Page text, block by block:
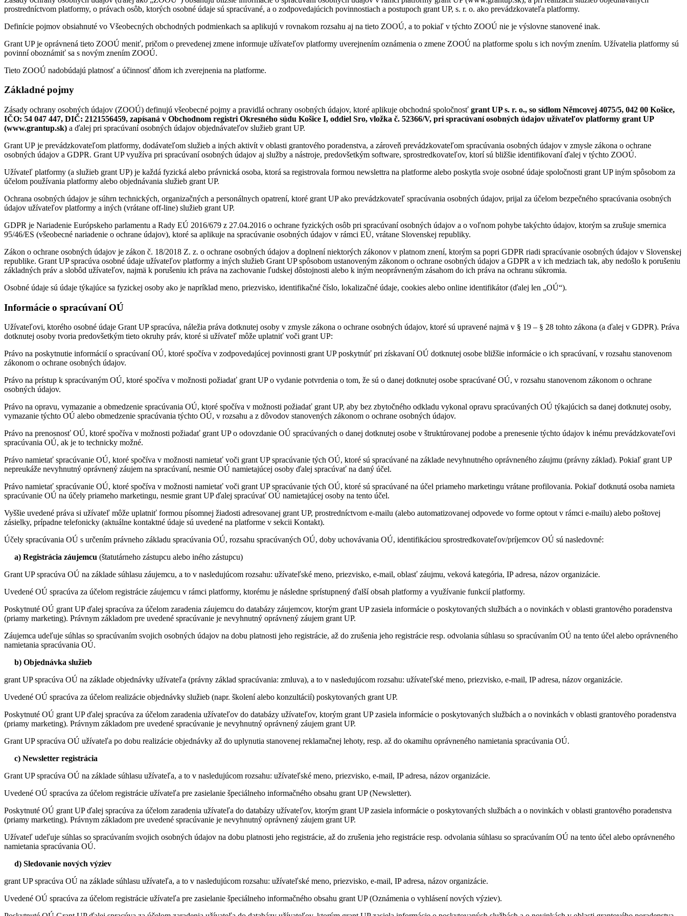
prostredníctvom platformy, o právach osôb, ktorých osobné údaje sú spracúvané, a o zodpovedajúcich povinnostiach a postupoch grant UP, s. r. o. ako prevádzkovateľa platformy.
Definície pojmov obsiahnuté vo Všeobecných obchodných podmienkach sa aplikujú v rovnakom rozsahu aj na tieto ZOOÚ, a to pokiaľ v týchto ZOOÚ nie je výslovne stanovené inak.
Grant UP je oprávnená tieto ZOOÚ meniť, pričom o prevedenej zmene informuje užívateľov platformy uverejnením oznámenia o zmene ZOOÚ na platforme spolu s ich novým znením. Užívatelia platformy sú
povinní oboznámiť sa s novým znením ZOOÚ.
Tieto ZOOÚ nadobúdajú platnosť a účinnosť dňom ich zverejnenia na platforme.
Základné pojmy
Zásady ochrany osobných údajov (ZOOÚ) definujú všeobecné pojmy a pravidlá ochrany osobných údajov, ktoré aplikuje obchodná spoločnosť grant UP s. r. o., so sídlom Němcovej 4075/5, 042 00 Košice,
IČO: 54 047 447, DIČ: 2121556459, zapísaná v Obchodnom registri Okresného súdu Košice I, oddiel Sro, vložka č. 52366/V, pri spracúvaní osobných údajov užívateľov platformy grant UP
(www.grantup.sk) a ďalej pri spracúvaní osobných údajov objednávateľov služieb grant UP.
Grant UP je prevádzkovateľom platformy, dodávateľom služieb a iných aktivít v oblasti grantového poradenstva, a zároveň prevádzkovateľom spracúvania osobných údajov v zmysle zákona o ochrane
osobných údajov a GDPR. Grant UP využíva pri spracúvaní osobných údajov aj služby a nástroje, predovšetkým software, sprostredkovateľov, ktorí sú bližšie identifikovaní ďalej v týchto ZOOÚ.
Užívateľ platformy (a služieb grant UP) je každá fyzická alebo právnická osoba, ktorá sa registrovala formou newslettra na platforme alebo poskytla svoje osobné údaje spoločnosti grant UP iným spôsobom za
účelom používania platformy alebo objednávania služieb grant UP.
Ochrana osobných údajov je súhrn technických, organizačných a personálnych opatrení, ktoré grant UP ako prevádzkovateľ spracúvania osobných údajov, prijal za účelom bezpečného spracúvania osobných
údajov užívateľov platformy a iných (vrátane off-line) služieb grant UP.
GDPR je Nariadenie Európskeho parlamentu a Rady EÚ 2016/679 z 27.04.2016 o ochrane fyzických osôb pri spracúvaní osobných údajov a o voľnom pohybe takýchto údajov, ktorým sa zrušuje smernica
95/46/ES (všeobecné nariadenie o ochrane údajov), ktoré sa aplikuje na spracúvanie osobných údajov v rámci EÚ, vrátane Slovenskej republiky.
Zákon o ochrane osobných údajov je zákon č. 18/2018 Z. z. o ochrane osobných údajov a doplnení niektorých zákonov v platnom znení, ktorým sa popri GDPR riadi spracúvanie osobných údajov v Slovenskej
republike. Grant UP spracúva osobné údaje užívateľov platformy a iných služieb Grant UP spôsobom ustanoveným zákonom o ochrane osobných údajov a GDPR a v ich medziach tak, aby nedošlo k porušeniu
základných práv a slobôd užívateľov, najmä k porušeniu ich práva na zachovanie ľudskej dôstojnosti alebo k iným neoprávneným zásahom do ich práva na ochranu súkromia.
Osobné údaje sú údaje týkajúce sa fyzickej osoby ako je napríklad meno, priezvisko, identifikačné číslo, lokalizačné údaje, cookies alebo online identifikátor (ďalej len „OÚ“).
Informácie o spracúvaní OÚ
Užívateľovi, ktorého osobné údaje Grant UP spracúva, náležia práva dotknutej osoby v zmysle zákona o ochrane osobných údajov, ktoré sú upravené najmä v § 19 – § 28 tohto zákona (a ďalej v GDPR). Práva
dotknutej osoby tvoria predovšetkým tieto okruhy práv, ktoré si užívateľ môže uplatniť voči grant UP:
Právo na poskytnutie informácií o spracúvaní OÚ, ktoré spočíva v zodpovedajúcej povinnosti grant UP poskytnúť pri získavaní OÚ dotknutej osobe bližšie informácie o ich spracúvaní, v rozsahu stanovenom
zákonom o ochrane osobných údajov.
Právo na prístup k spracúvaným OÚ, ktoré spočíva v možnosti požiadať grant UP o vydanie potvrdenia o tom, že sú o danej dotknutej osobe spracúvané OÚ, v rozsahu stanovenom zákonom o ochrane
osobných údajov.
Právo na opravu, vymazanie a obmedzenie spracúvania OÚ, ktoré spočíva v možnosti požiadať grant UP, aby bez zbytočného odkladu vykonal opravu spracúvaných OÚ týkajúcich sa danej dotknutej osoby,
vymazanie týchto OÚ alebo obmedzenie spracúvania týchto OÚ, v rozsahu a z dôvodov stanovených zákonom o ochrane osobných údajov.
Právo na prenosnosť OÚ, ktoré spočíva v možnosti požiadať grant UP o odovzdanie OÚ spracúvaných o danej dotknutej osobe v štruktúrovanej podobe a prenesenie týchto údajov k inému prevádzkovateľovi
spracúvania OÚ, ak je to technicky možné.
Právo namietať spracúvanie OÚ, ktoré spočíva v možnosti namietať voči grant UP spracúvanie tých OÚ, ktoré sú spracúvané na základe nevyhnutného oprávneného záujmu (právny základ). Pokiaľ grant UP
nepreukáže nevyhnutný oprávnený záujem na spracúvaní, nesmie OÚ namietajúcej osoby ďalej spracúvať na daný účel.
Právo namietať spracúvanie OÚ, ktoré spočíva v možnosti namietať voči grant UP spracúvanie tých OÚ, ktoré sú spracúvané na účel priameho marketingu vrátane profilovania. Pokiaľ dotknutá osoba namieta
spracúvanie OÚ na účely priameho marketingu, nesmie grant UP ďalej spracúvať OÚ namietajúcej osoby na tento účel.
Vyššie uvedené práva si užívateľ môže uplatniť formou písomnej žiadosti adresovanej grant UP, prostredníctvom e-mailu (alebo automatizovanej odpovede vo forme optout v rámci e-mailu) alebo poštovej
zásielky, prípadne telefonicky (aktuálne kontaktné údaje sú uvedené na platforme v sekcii Kontakt).
Účely spracúvania OÚ s určením právneho základu spracúvania OÚ, rozsahu spracúvaných OÚ, doby uchovávania OÚ, identifikáciou sprostredkovateľov/príjemcov OÚ sú nasledovné:
a) Registrácia záujemcu (štatutárneho zástupcu alebo iného zástupcu)
Grant UP spracúva OÚ na základe súhlasu záujemcu, a to v nasledujúcom rozsahu: užívateľské meno, priezvisko, e-mail, oblasť záujmu, veková kategória, IP adresa, názov organizácie.
Uvedené OÚ spracúva za účelom registrácie záujemcu v rámci platformy, ktorému je následne sprístupnený ďalší obsah platformy a využívanie funkcií platformy.
Poskytnuté OÚ grant UP ďalej spracúva za účelom zaradenia záujemcu do databázy záujemcov, ktorým grant UP zasiela informácie o poskytovaných službách a o novinkách v oblasti grantového poradenstva
(priamy marketing). Právnym základom pre uvedené spracúvanie je nevyhnutný oprávnený záujem grant UP.
Záujemca udeľuje súhlas so spracúvaním svojich osobných údajov na dobu platnosti jeho registrácie, až do zrušenia jeho registrácie resp. odvolania súhlasu so spracúvaním OÚ na tento účel alebo oprávneného
namietania spracúvania OÚ.
b) Objednávka služieb
grant UP spracúva OÚ na základe objednávky užívateľa (právny základ spracúvania: zmluva), a to v nasledujúcom rozsahu: užívateľské meno, priezvisko, e-mail, IP adresa, názov organizácie.
Uvedené OÚ spracúva za účelom realizácie objednávky služieb (napr. školení alebo konzultácií) poskytovaných grant UP.
Poskytnuté OÚ grant UP ďalej spracúva za účelom zaradenia užívateľov do databázy užívateľov, ktorým grant UP zasiela informácie o poskytovaných službách a o novinkách v oblasti grantového poradenstva
(priamy marketing). Právnym základom pre uvedené spracúvanie je nevyhnutný oprávnený záujem grant UP.
Grant UP spracúva OÚ užívateľa po dobu realizácie objednávky až do uplynutia stanovenej reklamačnej lehoty, resp. až do okamihu oprávneného namietania spracúvania OÚ.
c) Newsletter registrácia
Grant UP spracúva OÚ na základe súhlasu užívateľa, a to v nasledujúcom rozsahu: užívateľské meno, priezvisko, e-mail, IP adresa, názov organizácie.
Uvedené OÚ spracúva za účelom registrácie užívateľa pre zasielanie špeciálneho informačného obsahu grant UP (Newsletter).
Poskytnuté OÚ grant UP ďalej spracúva za účelom zaradenia užívateľa do databázy užívateľov, ktorým grant UP zasiela informácie o poskytovaných službách a o novinkách v oblasti grantového poradenstva
(priamy marketing). Právnym základom pre uvedené spracúvanie je nevyhnutný oprávnený záujem grant UP.
Užívateľ udeľuje súhlas so spracúvaním svojich osobných údajov na dobu platnosti jeho registrácie, až do zrušenia jeho registrácie resp. odvolania súhlasu so spracúvaním OÚ na tento účel alebo oprávneného
namietania spracúvania OÚ.
d) Sledovanie nových výziev
grant UP spracúva OÚ na základe súhlasu užívateľa, a to v nasledujúcom rozsahu: užívateľské meno, priezvisko, e-mail, IP adresa, názov organizácie.
Uvedené OÚ spracúva za účelom registrácie užívateľa pre zasielanie špeciálneho informačného obsahu grant UP (Oznámenia o vyhlásení nových výziev).